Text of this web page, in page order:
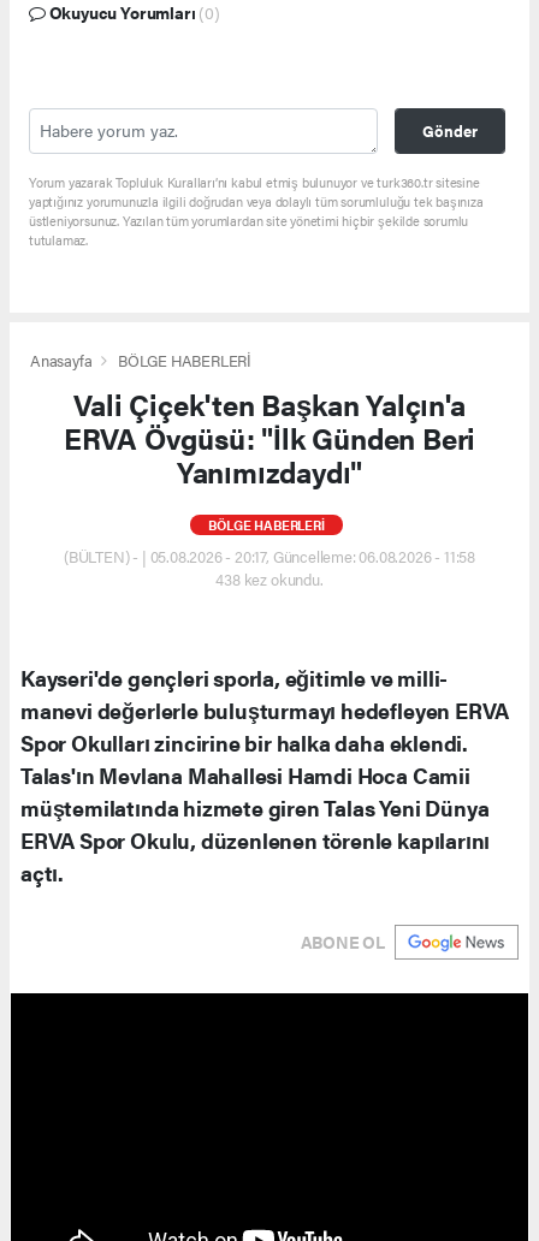
Okuyucu Yorumları (0)
Gönder
Yorum yazarak Topluluk Kuralları’nı kabul etmiş bulunuyor ve turk360.tr sitesine
yaptığınız yorumunuzla ilgili doğrudan veya dolaylı tüm sorumluluğu tek başınıza
üstleniyorsunuz. Yazılan tüm yorumlardan site yönetimi hiçbir şekilde sorumlu
tutulamaz.
Anasayfa BÖLGE HABERLERİ
Vali Çiçek'ten Başkan Yalçın'a
ERVA Övgüsü: "İlk Günden Beri
Yanımızdaydı"
BÖLGE HABERLERİ
(BÜLTEN) - | 05.08.2026 - 20:17, Güncelleme: 06.08.2026 - 11:58
438 kez okundu.
Kayseri'de gençleri sporla, eğitimle ve milli-
manevi değerlerle buluşturmayı hedefleyen ERVA
Spor Okulları zincirine bir halka daha eklendi.
Talas'ın Mevlana Mahallesi Hamdi Hoca Camii
müştemilatında hizmete giren Talas Yeni Dünya
ERVA Spor Okulu, düzenlenen törenle kapılarını
açtı.
ABONE OL